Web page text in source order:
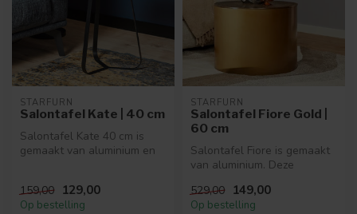
STARFURN
Salontafel Kate | 40 cm
Salontafel Kate 40 cm is
gemaakt van aluminium en
159,00 129,00
Op bestelling
STARFURN
Salontafel Fiore Gold |
60 cm
Salontafel Fiore is gemaakt
van aluminium. Deze
afgew...
529,00 149,00
Op bestelling